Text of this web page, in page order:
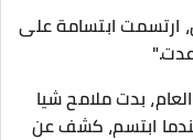
ارتسمت ابتسامة على
بدت ملامح شيا
ابتسم، كشف عن